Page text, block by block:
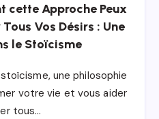
cette Approche Peux
Vos Désirs : Une
le Stoïcisme
une philosophie
votre vie et vous aider
tous…